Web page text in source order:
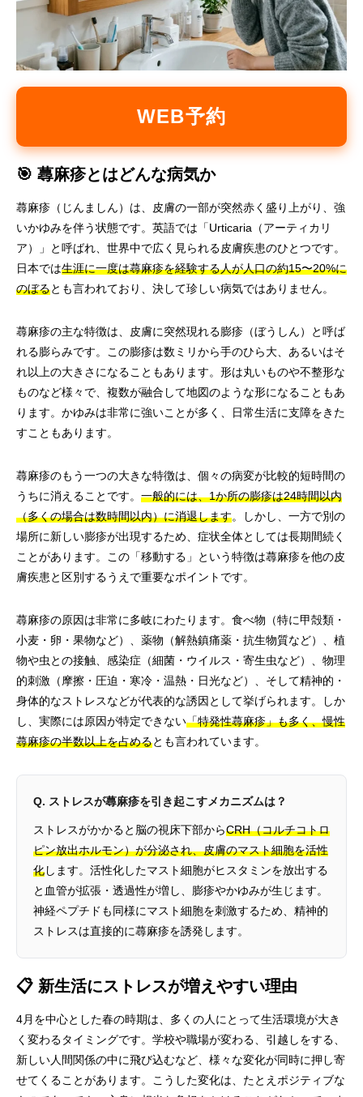
WEB予約
🎯 蕁麻疹とはどんな病気か
蕁麻疹（じんましん）は、皮膚の一部が突然赤く盛り上がり、強
いかゆみを伴う状態です。英語では「Urticaria（アーティカリ
ア）」と呼ばれ、世界中で広く見られる皮膚疾患のひとつです。
日本では生涯に一度は蕁麻疹を経験する人が人口の約15〜20%に
のぼるとも言われており、決して珍しい病気ではありません。
蕁麻疹の主な特徴は、皮膚に突然現れる膨疹（ぼうしん）と呼ば
れる膨らみです。この膨疹は数ミリから手のひら大、あるいはそ
れ以上の大きさになることもあります。形は丸いものや不整形な
ものなど様々で、複数が融合して地図のような形になることもあ
ります。かゆみは非常に強いことが多く、日常生活に支障をきた
すこともあります。
蕁麻疹のもう一つの大きな特徴は、個々の病変が比較的短時間の
うちに消えることです。 一般的には、1か所の膨疹は24時間以内
（多くの場合は数時間以内）に消退します。しかし、一方で別の
場所に新しい膨疹が出現するため、症状全体としては長期間続く
ことがあります。この「移動する」という特徴は蕁麻疹を他の皮
膚疾患と区別するうえで重要なポイントです。
蕁麻疹の原因は非常に多岐にわたります。食べ物（特に甲殻類・
小麦・卵・果物など）、薬物（解熱鎮痛薬・抗生物質など）、植
物や虫との接触、感染症（細菌・ウイルス・寄生虫など）、物理
的刺激（摩擦・圧迫・寒冷・温熱・日光など）、そして精神的・
身体的なストレスなどが代表的な誘因として挙げられます。しか
し、実際には原因が特定できない「特発性蕁麻疹」も多く、慢性
蕁麻疹の半数以上を占めるとも言われています。
Q. ストレスが蕁麻疹を引き起こすメカニズムは？
ストレスがかかると脳の視床下部からCRH（コルチコトロ
ピン放出ホルモン）が分泌され、皮膚のマスト細胞を活性
化します。活性化したマスト細胞がヒスタミンを放出する
と血管が拡張・透過性が増し、膨疹やかゆみが生じます。
神経ペプチドも同様にマスト細胞を刺激するため、精神的
ストレスは直接的に蕁麻疹を誘発します。
📋 新生活にストレスが増えやすい理由
4月を中心とした春の時期は、多くの人にとって生活環境が大き
く変わるタイミングです。学校や職場が変わる、引越しをする、
新しい人間関係の中に飛び込むなど、様々な変化が同時に押し寄
せてくることがあります。こうした変化は、たとえポジティブな